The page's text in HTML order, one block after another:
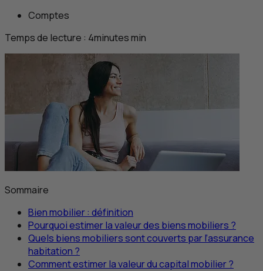
Comptes
Temps de lecture : 4minutesmin
Sommaire
Bien mobilier : définition
Pourquoi estimer la valeur des biens mobiliers ?
Quels biens mobiliers sont couverts par l’assurance
habitation ?
Comment estimer la valeur du capital mobilier ?